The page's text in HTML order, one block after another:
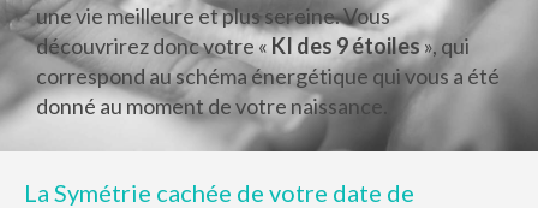
une vie meilleure et plus sereine. Vous
découvrirez donc votre « KI des 9 étoiles», qui
correspond au schéma énergétique qui vous a été
donné au moment de votre naissance.
La Symétrie cachée de votre date de